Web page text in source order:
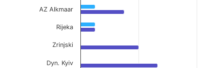
AZ Alkmaar
Rijeka
Zrinjski
Dyn. Kyiv